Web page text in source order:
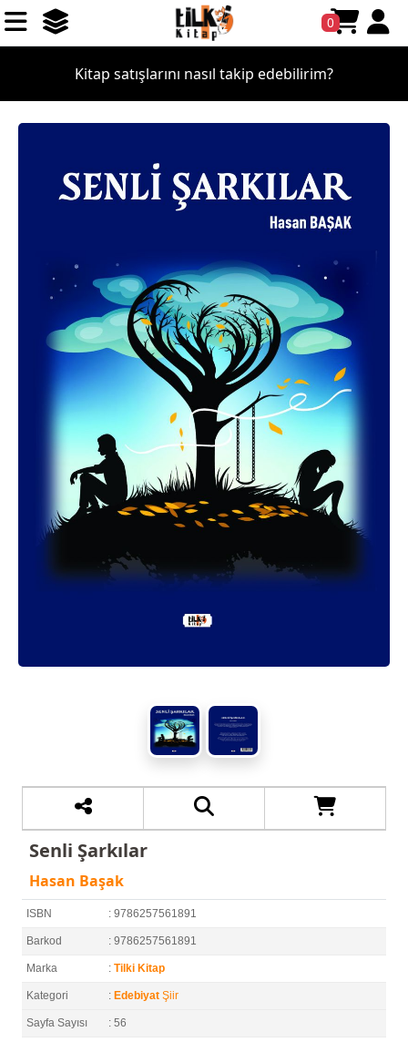
0
Kitap satışlarını nasıl takip edebilirim?
Senli Şarkılar
Hasan Başak
ISBN : 9786257561891
Barkod : 9786257561891
Marka : Tilki Kitap
Kategori : Edebiyat Şiir
Sayfa Sayısı : 56